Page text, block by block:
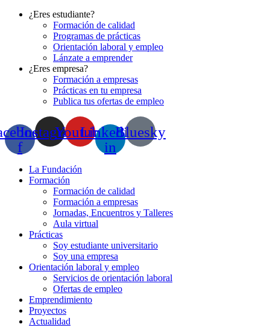
¿Eres estudiante?
Formación de calidad
Programas de prácticas
Orientación laboral y empleo
Lánzate a emprender
¿Eres empresa?
Formación a empresas
Prácticas en tu empresa
Publica tus ofertas de empleo
f
InstagramYoutubeLinkedin-
in
Bluesky
La Fundación
Formación
Formación de calidad
Formación a empresas
Jornadas, Encuentros y Talleres
Aula virtual
Prácticas
Soy estudiante universitario
Soy una empresa
Orientación laboral y empleo
Servicios de orientación laboral
Ofertas de empleo
Emprendimiento
Proyectos
Actualidad